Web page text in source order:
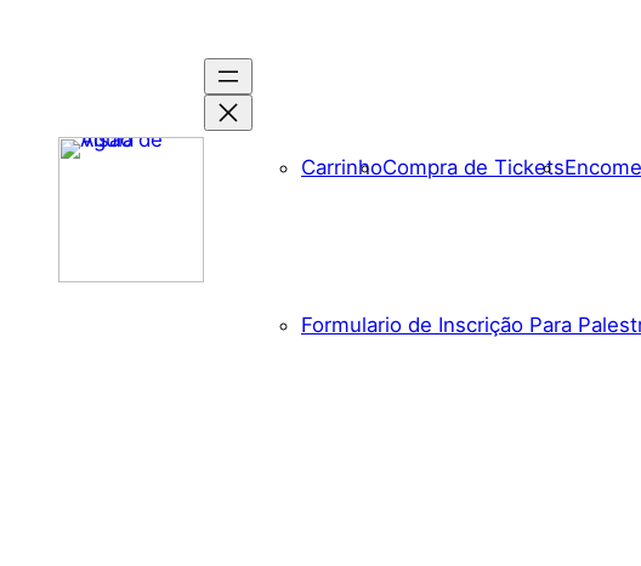
CarrinhoCompra de Tickets
Formulario de Inscrição Para